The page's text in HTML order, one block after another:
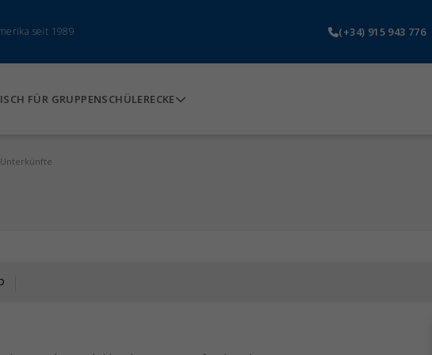
seit 1989 (+34) 915 943 776
FÜR GRUPPENSCHÜLERECKE
Unterkünfte